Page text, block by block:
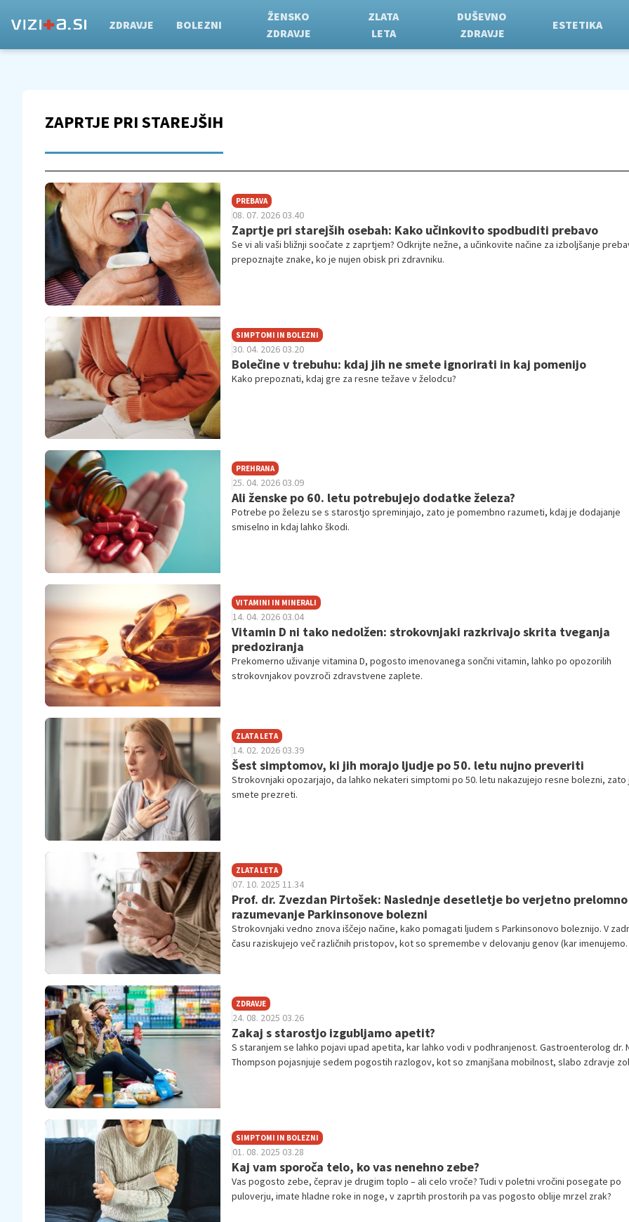
ZDRAVJE BOLEZNI
ŽENSKO
ZDRAVJE
ZLATA
LETA
DUŠEVNO
ZDRAVJE
ESTETIKA
ZAPRTJE PRI STAREJŠIH
PREBAVA
08. 07. 2026 03.40
Zaprtje pri starejših osebah: Kako učinkovito spodbuditi prebavo
Se vi ali vaši bližnji soočate z zaprtjem? Odkrijte nežne, a učinkovite načine za izboljšanje
prepoznajte znake, ko je nujen obisk pri zdravniku.
SIMPTOMI IN BOLEZNI
30. 04. 2026 03.20
Bolečine v trebuhu: kdaj jih ne smete ignorirati in kaj pomenijo
Kako prepoznati, kdaj gre za resne težave v želodcu?
PREHRANA
25. 04. 2026 03.09
Ali ženske po 60. letu potrebujejo dodatke železa?
Potrebe po železu se s starostjo spreminjajo, zato je pomembno razumeti, kdaj je dodajanje
smiselno in kdaj lahko škodi.
VITAMINI IN MINERALI
14. 04. 2026 03.04
Vitamin D ni tako nedolžen: strokovnjaki razkrivajo skrita tveganja
predoziranja
Prekomerno uživanje vitamina D, pogosto imenovanega sončni vitamin, lahko po opozorilih
strokovnjakov povzroči zdravstvene zaplete.
ZLATA LETA
14. 02. 2026 03.39
Šest simptomov, ki jih morajo ljudje po 50. letu nujno preveriti
Strokovnjaki opozarjajo, da lahko nekateri simptomi po 50. letu nakazujejo resne bolezni, zato
smete prezreti.
ZLATA LETA
07. 10. 2025 11.34
Prof. dr. Zvezdan Pirtošek: Naslednje desetletje bo verjetno prelomno
razumevanje Parkinsonove bolezni
Strokovnjaki vedno znova iščejo načine, kako pomagati ljudem s Parkinsonovo boleznijo. V
času raziskujejo več različnih pristopov, kot so spremembe v delovanju genov (kar imenujemo
ZDRAVJE
24. 08. 2025 03.26
Zakaj s starostjo izgubljamo apetit?
S staranjem se lahko pojavi upad apetita, kar lahko vodi v podhranjenost. Gastroenterolog dr.
Thompson pojasnjuje sedem pogostih razlogov, kot so zmanjšana mobilnost, slabo zdravje
SIMPTOMI IN BOLEZNI
01. 08. 2025 03.28
Kaj vam sporoča telo, ko vas nenehno zebe?
Vas pogosto zebe, čeprav je drugim toplo – ali celo vroče? Tudi v poletni vročini posegate po
puloverju, imate hladne roke in noge, v zaprtih prostorih pa vas pogosto oblije mrzel zrak?